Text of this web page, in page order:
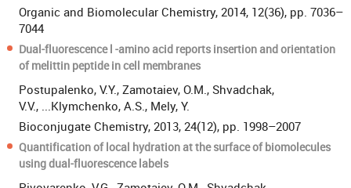
Organic and Biomolecular Chemistry, 2014, 12(36), pp. 7036–
7044
Dual-fluorescence l -amino acid reports insertion and orientation
of melittin peptide in cell membranes
Postupalenko, V.Y., Zamotaiev, O.M., Shvadchak,
V.V., ...Klymchenko, A.S., Mely, Y.
Bioconjugate Chemistry, 2013, 24(12), pp. 1998–2007
Quantification of local hydration at the surface of biomolecules
using dual-fluorescence labels